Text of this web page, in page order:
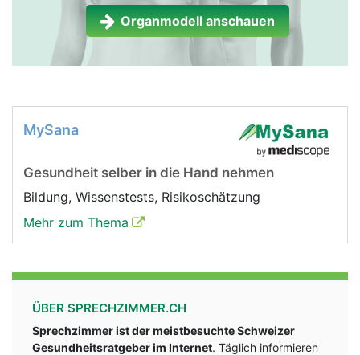
Organmodell anschauen
MySana
Gesundheit selber in die Hand nehmen
Bildung, Wissenstests, Risikoschätzung
Mehr zum Thema
ÜBER SPRECHZIMMER.CH
Sprechzimmer ist der meistbesuchte Schweizer
Gesundheitsratgeber im Internet. Täglich informieren